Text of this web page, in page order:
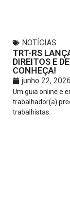
NOTÍCIAS
TRT-RS
DIREITOS E
CONHEÇA!
junho 22, 2026
Um guia online e
trabalhador(a)
trabalhistas.